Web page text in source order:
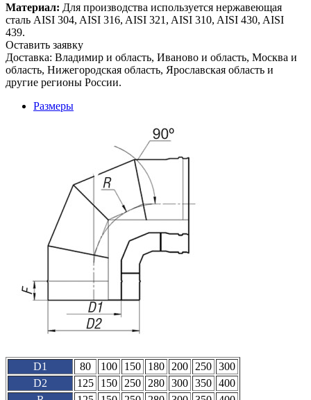
Материал: Для производства используется нержавеющая
сталь AISI 304, AISI 316, AISI 321, AISI 310, AISI 430, AISI
439.
Оставить заявку
Доставка: Владимир и область, Иваново и область, Москва и
область, Нижегородская область, Ярославская область и
другие регионы России.
Размеры
D1 80 100 150 180 200 250 300
D2
125 150 250 280 300 350 400